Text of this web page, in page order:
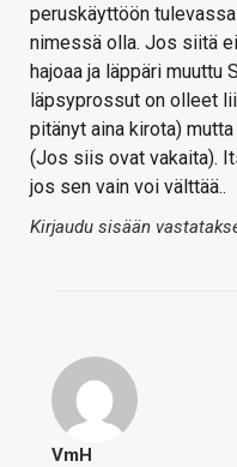
peruskäyttöön
nimessä olla. Jos siitä
hajoaa ja läppäri muuttu
läpsyprossut on olleet
pitänyt aina kirota)
(Jos siis ovat vakaita).
jos sen vain voi välttää..
Kirjaudu sisään
VmH